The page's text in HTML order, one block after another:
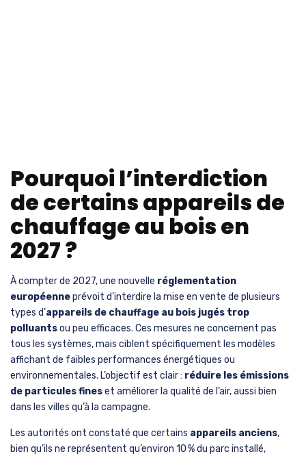
Pourquoi l’interdiction
de certains appareils de
chauffage au bois en
2027 ?
À compter de 2027, une nouvelle réglementation
européenneprévoit d’interdire la mise en vente de plusieurs
types d’appareils de chauffage au bois jugés trop
polluantsou peu efficaces. Ces mesures ne concernent pas
tous les systèmes, mais ciblent spécifiquement les modèles
affichant de faibles performances énergétiques ou
environnementales. L’objectif est clair : réduire les émissions
de particules fineset améliorer la qualité de l’air, aussi bien
dans les villes qu’à la campagne.
Les autorités ont constaté que certains appareils anciens,
bien qu’ils ne représentent qu’environ 10 % du parc installé,